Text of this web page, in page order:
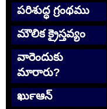
పరిశుద్ధ గ్రంథము
మౌలిక క్రైస్తవ్యం
వారెందుకు
మారారు?
ఖుర్‍ఆన్